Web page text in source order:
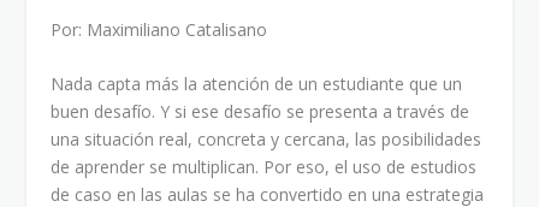
Por: Maximiliano Catalisano
Nada capta más la atención de un estudiante que un
buen desafío. Y si ese desafío se presenta a través de
una situación real, concreta y cercana, las posibilidades
de aprender se multiplican. Por eso, el uso de estudios
de caso en las aulas se ha convertido en una estrategia